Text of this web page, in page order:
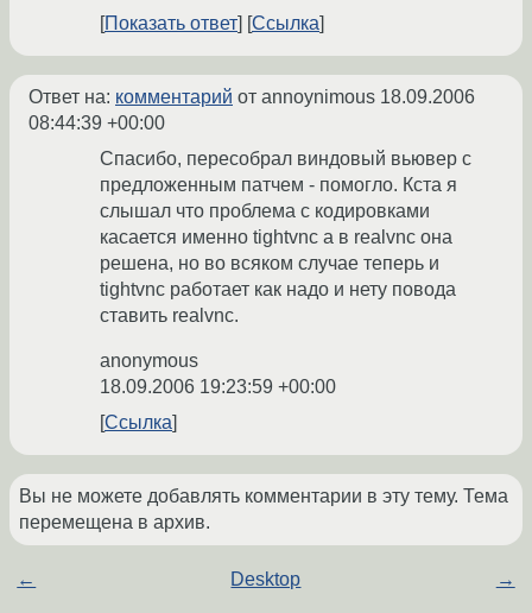
Показать ответ
Ссылка
Ответ на: комментарий от annoynimous 18.09.2006
08:44:39 +00:00
Спасибо, пересобрал виндовый вьювер с
предложенным патчем - помогло. Кста я
слышал что проблема с кодировками
касается именно tightvnc а в realvnc она
решена, но во всяком случае теперь и
tightvnc работает как надо и нету повода
ставить realvnc.
anonymous
18.09.2006 19:23:59 +00:00
Ссылка
Вы не можете добавлять комментарии в эту тему. Тема
перемещена в архив.
← Desktop →